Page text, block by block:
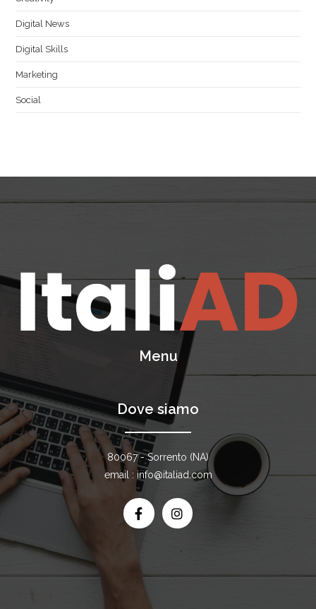
Digital News
Digital Skills
Marketing
Social
Menu
Dove siamo
80067 - Sorrento (NA)
email : info@italiad.com